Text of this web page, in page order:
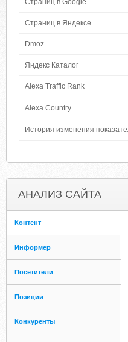
Страниц в Google
Страниц в Яндексе
Dmoz
Яндекс Каталог
Alexa Traffic Rank
Alexa Country
История изменения
АНАЛИЗ САЙТА
Контент
Информер
Посетители
Позиции
Конкуренты